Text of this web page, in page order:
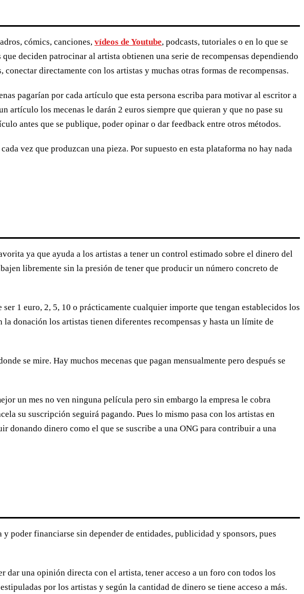
cómics, canciones, vídeos de Youtube, podcasts, tutoriales o en lo que se
deciden patrocinar al artista obtienen una serie de recompensas dependiendo
directamente con los artistas y muchas otras formas de recompensas.
pagarían por cada artículo que esta persona escriba para motivar al escritor a
artículo los mecenas le darán 2 euros siempre que quieran y que no pase su
antes que se publique, poder opinar o dar feedback entre otros métodos.
vez que produzcan una pieza. Por supuesto en esta plataforma no hay nada
ya que ayuda a los artistas a tener un control estimado sobre el dinero del
libremente sin la presión de tener que producir un número concreto de
1 euro, 2, 5, 10 o prácticamente cualquier importe que tengan establecidos los
donación los artistas tienen diferentes recompensas y hasta un límite de
se mire. Hay muchos mecenas que pagan mensualmente pero después se
un mes no ven ninguna película pero sin embargo la empresa le cobra
su suscripción seguirá pagando. Pues lo mismo pasa con los artistas en
donando dinero como el que se suscribe a una ONG para contribuir a una
poder financiarse sin depender de entidades, publicidad y sponsors, pues
dar una opinión directa con el artista, tener acceso a un foro con todos los
por los artistas y según la cantidad de dinero se tiene acceso a más.